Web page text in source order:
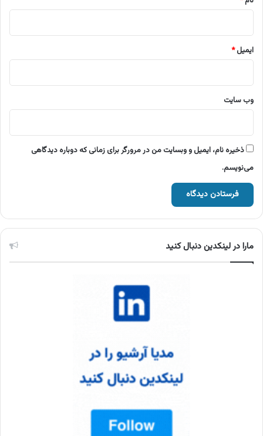
ایمیل*
وب‌ سایت
ذخیره نام، ایمیل و وبسایت من در مرورگر برای زمانی که دوباره دیدگاهی
می‌نویسم.
مارا در لینکدین دنبال کنید